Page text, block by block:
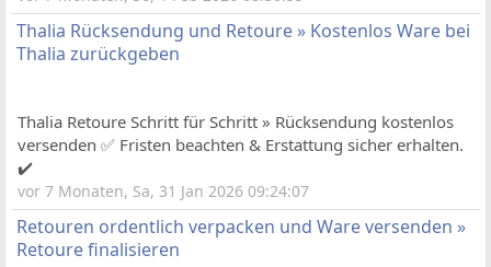
Thalia Rücksendung und Retoure » Kostenlos Ware bei
Thalia zurückgeben
Thalia Retoure Schritt für Schritt » Rücksendung kostenlos
versenden ✅ Fristen beachten & Erstattung sicher erhalten.
✔️
vor 7 Monaten, Sa, 31 Jan 2026 09:24:07
Retouren ordentlich verpacken und Ware versenden »
Retoure finalisieren